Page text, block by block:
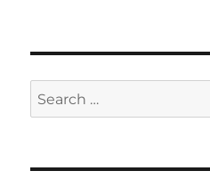
Search
for: